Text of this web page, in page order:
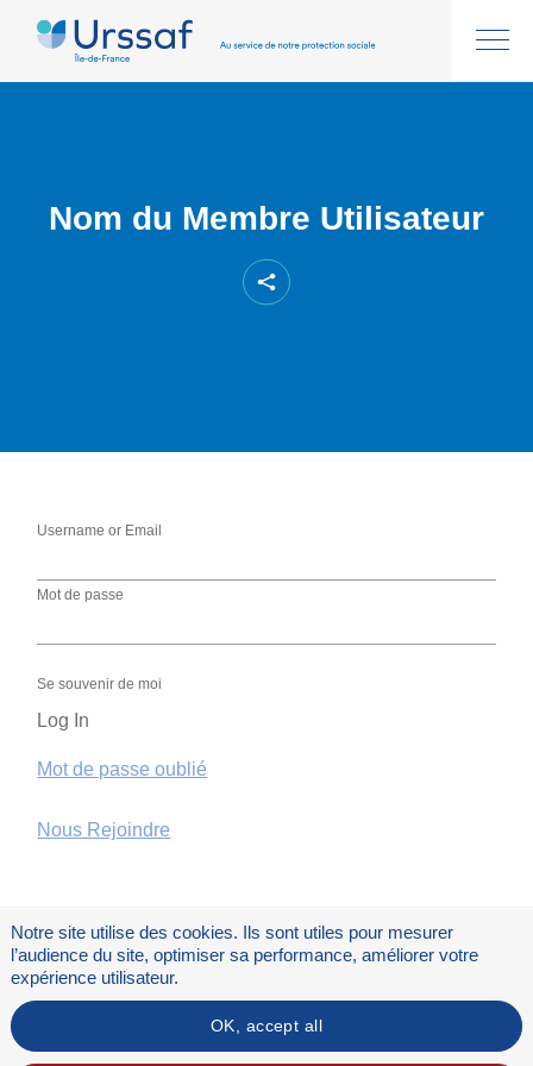
Nom du Membre Utilisateur
Username or Email
Mot de passe
Se souvenir de moi
Mot de passe oublié
Nous Rejoindre
Flux RSS
Notre site utilise des cookies. Ils sont utiles pour mesurer
l’audience du site, optimiser sa performance, améliorer votre
expérience utilisateur.
OK, accept all